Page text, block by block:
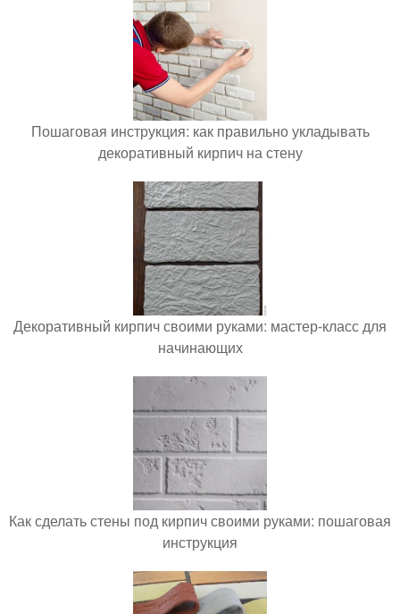
Пошаговая инструкция: как правильно укладывать
декоративный кирпич на стену
Декоративный кирпич своими руками: мастер-класс для
начинающих
Как сделать стены под кирпич своими руками: пошаговая
инструкция